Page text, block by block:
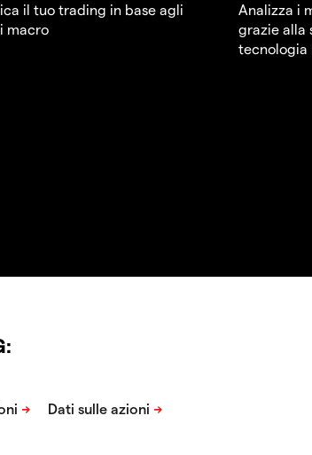
il tuo trading in base agli
macro
Analizza i
grazie alla
tecnologia